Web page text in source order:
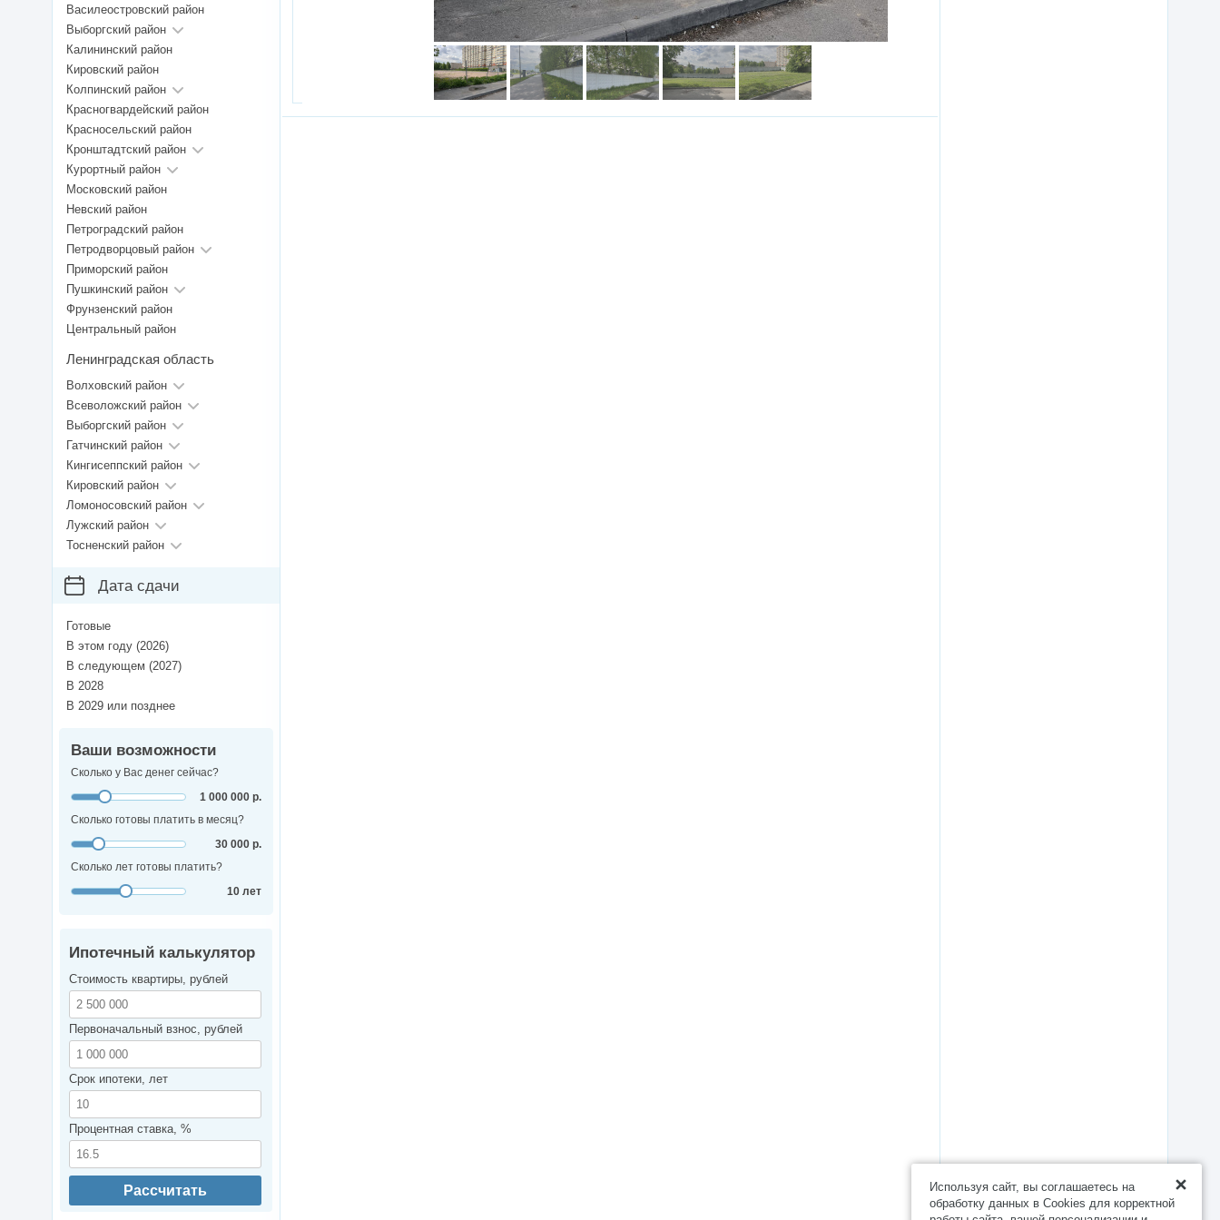
Василеостровский район
Выборгский район
Калининский район
Кировский район
Колпинский район
Красногвардейский район
Красносельский район
Кронштадтский район
Курортный район
Московский район
Невский район
Петроградский район
Петродворцовый район
Приморский район
Пушкинский район
Фрунзенский район
Центральный район
Ленинградская область
Волховский район
Всеволожский район
Выборгский район
Гатчинский район
Кингисеппский район
Кировский район
Ломоносовский район
Лужский район
Тосненский район
Дата сдачи
Готовые
В этом году (2026)
В следующем (2027)
В 2028
В 2029 или позднее
Ваши возможности
Сколько у Вас денег сейчас?
1 000 000 р.
Сколько готовы платить в месяц?
30 000 р.
Сколько лет готовы платить?
10 лет
Ипотечный калькулятор
Стоимость квартиры, рублей
Первоначальный взнос, рублей
Срок ипотеки, лет
Процентная ставка, %
Рассчитать
Используя сайт, вы соглашаетесь на
обработку данных в Cookies для корректной